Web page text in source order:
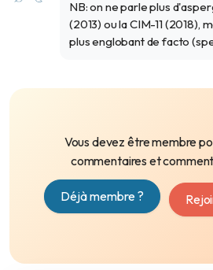
NB: on ne parle plus
(2013) ou la CIM-11 (2018),
plus englobant de facto
Vous devez être membre
commentaires et
Déjà membre ?